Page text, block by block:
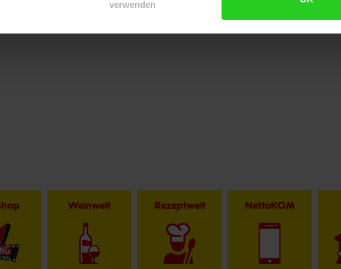
verwenden
Weinwelt Rezeptwelt NettoKOM